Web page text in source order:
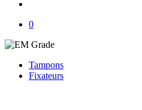
0
Tampons
Fixateurs